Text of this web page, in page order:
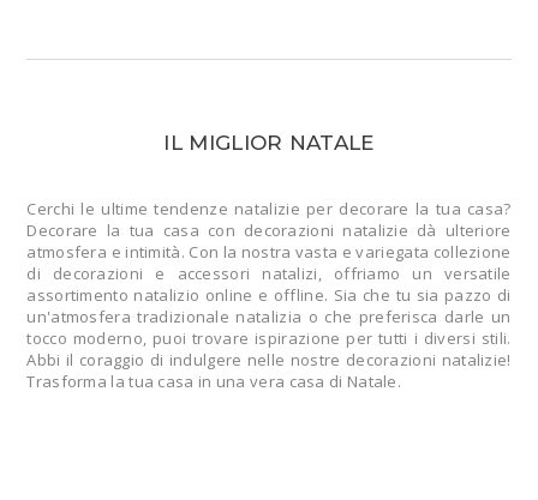
IL MIGLIOR NATALE
Cerchi le ultime tendenze natalizie per decorare la tua casa?
Decorare la tua casa con decorazioni natalizie dà ulteriore
atmosfera e intimità. Con la nostra vasta e variegata collezione
di decorazioni e accessori natalizi, offriamo un versatile
assortimento natalizio online e offline. Sia che tu sia pazzo di
un'atmosfera tradizionale natalizia o che preferisca darle un
tocco moderno, puoi trovare ispirazione per tutti i diversi stili.
Abbi il coraggio di indulgere nelle nostre decorazioni natalizie!
Trasforma la tua casa in una vera casa di Natale.